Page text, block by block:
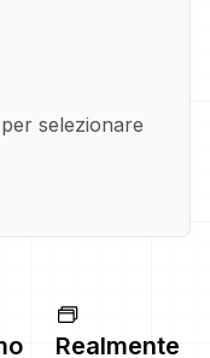
per selezionare
Realmente